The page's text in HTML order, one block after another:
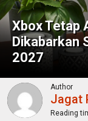
Xbox Tetap
Dikabarkan
2027
Author
Jagat
Reading